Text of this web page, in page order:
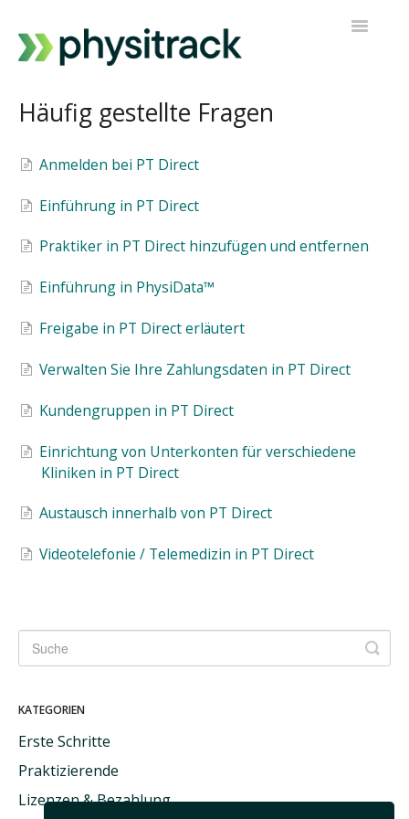
Häufig gestellte Fragen
Anmelden bei PT Direct
Einführung in PT Direct
Praktiker in PT Direct hinzufügen und entfernen
Einführung in PhysiData™
Freigabe in PT Direct erläutert
Verwalten Sie Ihre Zahlungsdaten in PT Direct
Kundengruppen in PT Direct
Einrichtung von Unterkonten für verschiedene
Kliniken in PT Direct
Austausch innerhalb von PT Direct
Videotelefonie / Telemedizin in PT Direct
KATEGORIEN
Erste Schritte
Praktizierende
Lizenzen & Bezahlung